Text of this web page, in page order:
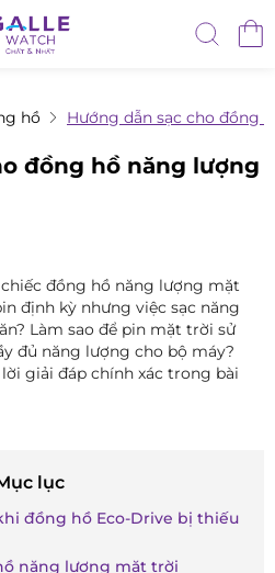
hồ Hướng dẫn sạc cho đồng
đồng hồ năng lượng
đồng hồ năng lượng mặt
định kỳ nhưng việc sạc năng
Làm sao để pin mặt trời sử
đủ năng lượng cho bộ máy?
giải đáp chính xác trong bài
lục
đồng hồ Eco-Drive bị thiếu
năng lượng mặt trời